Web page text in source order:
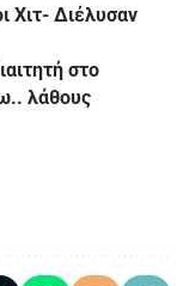
Χιτ- Διέλυσαν
στο
λάθους